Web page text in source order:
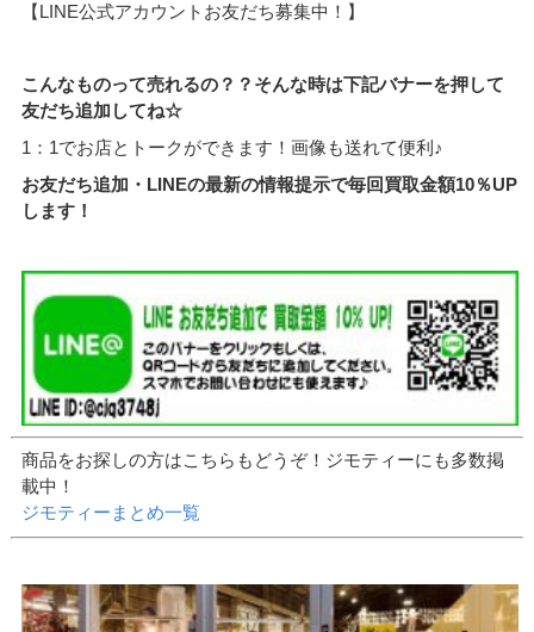
【LINE公式アカウントお友だち募集中！】
こんなものって売れるの？？そんな時は下記バナーを押して
友だち追加してね☆
1：1でお店とトークができます！画像も送れて便利♪
お友だち追加・LINEの最新の情報提示で毎回買取金額10％UP
します！
商品をお探しの方はこちらもどうぞ！ジモティーにも多数掲
載中！
ジモティーまとめ一覧